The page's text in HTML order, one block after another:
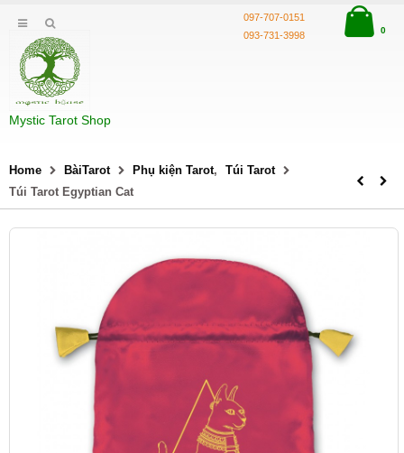
Mystic Tarot Shop
097-707-0151
093-731-3998
0
Home BàiTarot Phụ kiện Tarot,
Túi Tarot
Túi Tarot Egyptian Cat